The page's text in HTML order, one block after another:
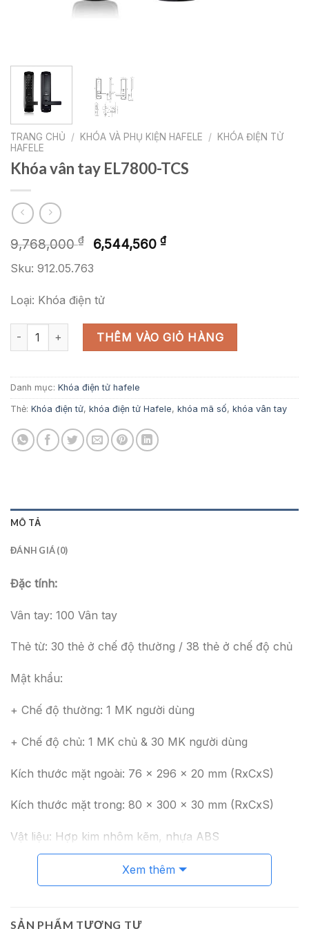
TRANG CHỦ / KHÓA VÀ PHỤ KIỆN HAFELE /
KHÓA ĐIỆN TỬ
HAFELE
Khóa vân tay EL7800-TCS
9,768,000₫
Giá
gốc
là:
9,768,000 ₫.
6,544,560 ₫Giá
Sku: 912.05.763
Loại: Khóa điện tử
Khóa vân tay EL7800-TCS số lượng
THÊM VÀO GIỎ HÀNG
Danh mục: Khóa điện tử hafele
Thẻ: Khóa điện tử, khóa điện tử Hafele, khóa mã số, khóa vân tay
MÔ TẢ
ĐÁNH GIÁ (0)
Đặc tính:
Vân tay: 100 Vân tay
Thẻ từ: 30 thẻ ở chế độ thường / 38 thẻ ở chế độ chủ
Mật khẩu:
+ Chế độ thường: 1 MK người dùng
+ Chế độ chủ: 1 MK chủ & 30 MK người dùng
Kích thước mặt ngoài: 76 x 296 x 20 mm (RxCxS)
Kích thước mặt trong: 80 x 300 x 30 mm (RxCxS)
Vật liệu: Hợp kim nhôm kẽm, nhựa ABS
Màu hoàn thiện: Đen mờXem thêm
SẢN PHẨM TƯƠNG TỰ